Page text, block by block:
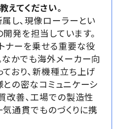
てください。
し、現像ローラーとい
発を担当しています。
ナーを乗せる重要な役
なかでも海外メーカー向
おり、新機種立ち上げ
の密なコミュニケーシ
改善、工場での製造性
通貫でものづくりに携